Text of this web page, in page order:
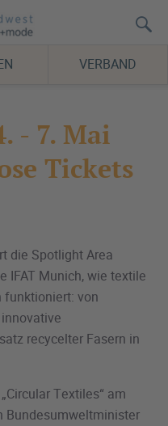
VERBAND
- 7. Mai
Tickets
die Spotlight Area
IFAT Munich, wie textile
von
recycelter Fasern in
Textiles“ am
Bundesumweltminister